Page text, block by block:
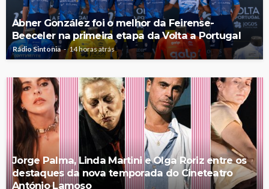
Abner González foi o melhor da Feirense-
Beeceler na primeira etapa da Volta a Portugal
Rádio Sintonia 14 horas atrás
Jorge Palma, Linda Martini e Olga Roriz entre os
destaques da nova temporada do Cineteatro
António Lamoso